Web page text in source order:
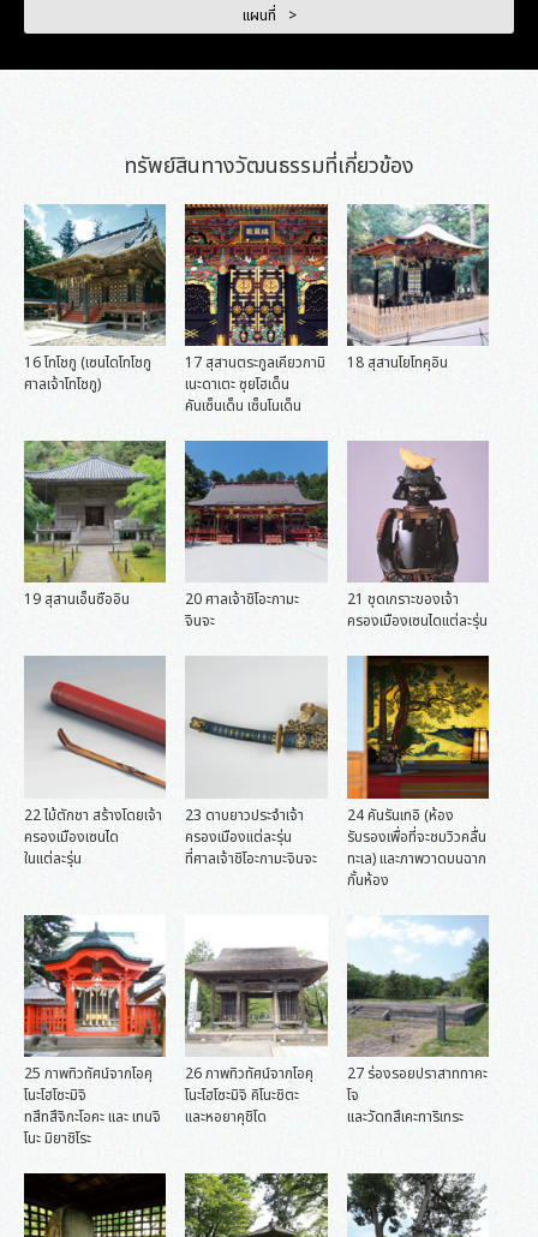
แผนที่
ทรัพย์สินทางวัฒนธรรมที่เกี่ยวข้อง
16 โทโชกู (เซนไดโทโชกู
ศาลเจ้าโทโชกู)
17 สุสานตระกูลเคียวกามิ
เนะดาเตะ ซุยโฮเด็น
คันเซ็นเด็น เซ็นโนเด็น
18 สุสานโยโทคุอิน
19 สุสานเอ็นซืออิน
20 ศาลเจ้าชิโอะกามะ
จินจะ
21 ชุดเกราะของเจ้า
ครองเมืองเซนไดแต่ละรุ่น
22 ไม้ตักชา สร้างโดยเจ้า
ครองเมืองเซนได
ในแต่ละรุ่น
23 ดาบยาวประจำเจ้า
ครองเมืองแต่ละรุ่น
ที่ศาลเจ้าชิโอะกามะจินจะ
24 คันรันเทอิ (ห้อง
รับรองเพื่อที่จะชมวิวคลื่น
ทะเล) และภาพวาดบนฉาก
กั้นห้อง
25 ภาพทิวทัศน์จากโอคุ
โนะโฮโซะมิจิ
ทสึทสึจิกะโอคะ และ เทนจิ
โนะ มิยาชิโระ
26 ภาพทิวทัศน์จากโอคุ
โนะโฮโซะมิจิ คิโนะชิตะ
และหอยาคุชิโด
27 ร่องรอยปราสาททาคะ
โจ
และวัดทสึเคะทาริเทระ